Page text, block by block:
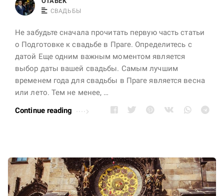
СВАДЬБЫ
Не забудьте сначала прочитать первую часть статьи
о Подготовке к свадьбе в Праге. Определитесь с
датой Еще одним важным моментом является
выбор даты вашей свадьбы. Самым лучшим
временем года для свадьбы в Праге является весна
или лето. Тем не менее, …
Continue reading